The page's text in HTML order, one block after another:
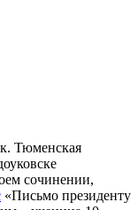
Тюменская
сочинении,
«Письмо президенту